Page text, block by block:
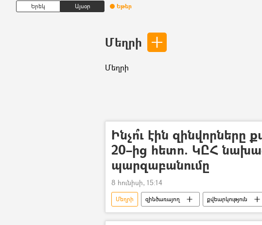
Երեկ Այսօր Եթեր
Մեղրի
Մեղրի
Ինչո՞ւ էին զինվորները
20–ից հետո. ԿԸՀ
պարզաբանումը
8 հունիսի, 15:14
Մեղրի զինծառայող քվեարկություն
Ընտրություններ
Ազգային ժողովի